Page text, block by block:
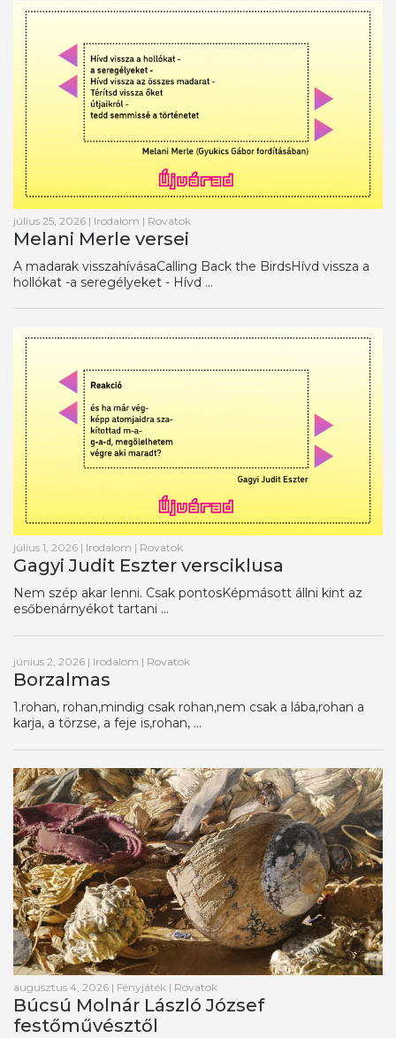
július 25, 2026 | Irodalom | Rovatok
Melani Merle versei
A madarak visszahívásaCalling Back the BirdsHívd vissza a
hollókat -a seregélyeket - Hívd ...
július 1, 2026 | Irodalom | Rovatok
Gagyi Judit Eszter versciklusa
Nem szép akar lenni. Csak pontosKépmásott állni kint az
esőbenárnyékot tartani ...
június 2, 2026 | Irodalom | Rovatok
Borzalmas
1.rohan, rohan,mindig csak rohan,nem csak a lába,rohan a
karja, a törzse, a feje is,rohan, ...
augusztus 4, 2026 | Fényjáték | Rovatok
Búcsú Molnár László József
festőművésztől